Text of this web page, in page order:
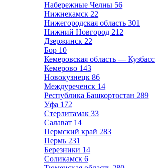
Набережные Челны 56
Нижнекамск 22
Нижегородская область 301
Нижний Новгород 212
Дзержинск 22
Бор 10
Кемеровская область — Кузбасс
Кемерово 143
Новокузнецк 86
Междуреченск 14
Республика Башкортостан 289
Уфа 172
Стерлитамак 33
Салават 14
Пермский край 283
Пермь 231
Березники 14
Соликамск 6